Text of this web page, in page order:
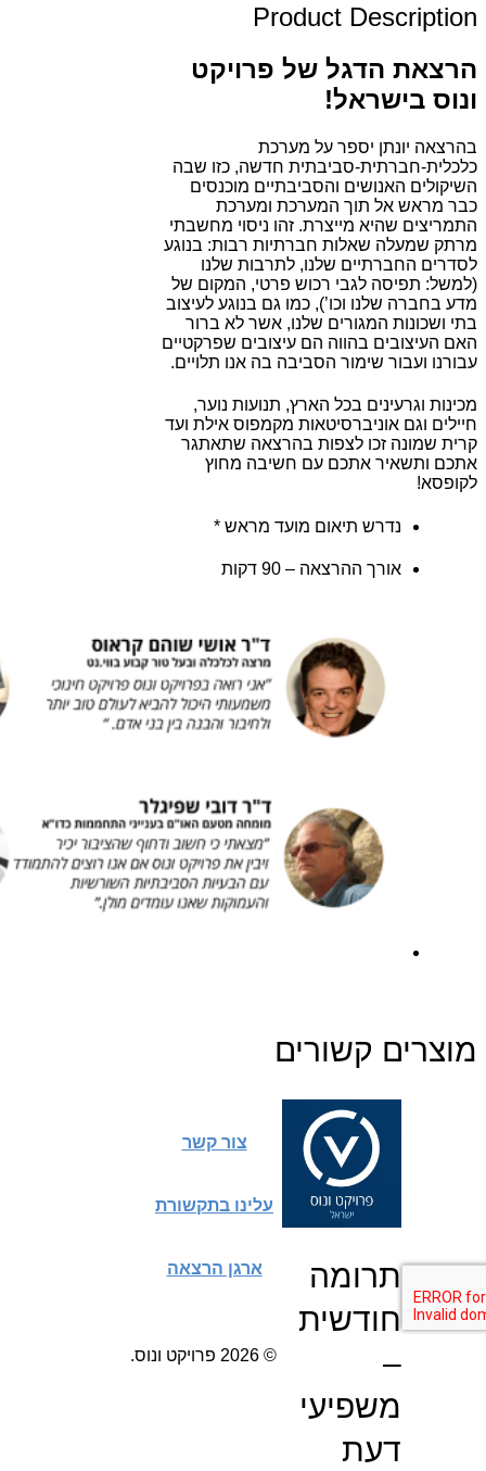
Product Description
הרצאת הדגל של פרויקט
ונוס בישראל!
בהרצאה יונתן יספר על מערכת
כלכלית-חברתית-סביבתית חדשה, כזו שבה
השיקולים האנושים והסביבתיים מוכנסים
כבר מראש אל תוך המערכת ומערכת
התמריצים שהיא מייצרת. זהו ניסוי מחשבתי
מרתק שמעלה שאלות חברתיות רבות: בנוגע
לסדרים החברתיים שלנו, לתרבות שלנו
(למשל: תפיסה לגבי רכוש פרטי, המקום של
מדע בחברה שלנו וכו’), כמו גם בנוגע לעיצוב
בתי ושכונות המגורים שלנו, אשר לא ברור
האם העיצובים בהווה הם עיצובים שפרקטיים
עבורנו ועבור שימור הסביבה בה אנו תלויים.
מכינות וגרעינים בכל הארץ, תנועות נוער,
חיילים וגם אוניברסיטאות מקמפוס אילת ועד
קרית שמונה זכו לצפות בהרצאה שתאתגר
אתכם ותשאיר אתכם עם חשיבה מחוץ
לקופסא!
נדרש תיאום מועד מראש *
אורך ההרצאה – 90 דקות
מוצרים קשורים
תרומה
חודשית
–
משפיעי
דעת
צור קשר
עלינו בתקשורת
ארגן הרצאה
© 2026 פרויקט ונוס.